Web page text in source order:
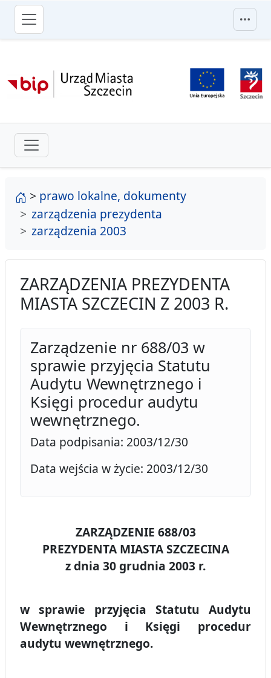
przejdź do głównego menu
strona główna
> prawo lokalne, dokumenty
zarządzenia prezydenta
zarządzenia 2003
ZARZĄDZENIA PREZYDENTA
MIASTA SZCZECIN Z 2003 R.
Zarządzenie nr 688/03 w
sprawie przyjęcia Statutu
Audytu Wewnętrznego i
Księgi procedur audytu
wewnętrznego.
Data podpisania: 2003/12/30
Data wejścia w życie: 2003/12/30
ZARZĄDZENIE 688/03
PREZYDENTA MIASTA SZCZECINA
z dnia 30 grudnia 2003 r.
w sprawie przyjęcia Statutu Audytu
Wewnętrznego i Księgi procedur
audytu wewnętrznego.